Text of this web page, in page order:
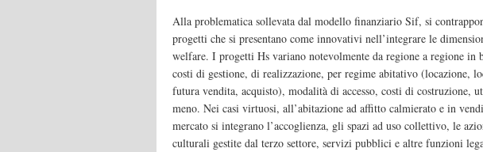
Alla problematica sollevata dal modello finanziario Sif, si
progetti che si presentano come innovativi nell’integrare le
welfare. I progetti Hs variano notevolmente da regione a regione in
costi di gestione, di realizzazione, per regime abitativo (locazione,
futura vendita, acquisto), modalità di accesso, costi di costruzione,
meno. Nei casi virtuosi, all’abitazione ad affitto calmierato e in
mercato si integrano l’accoglienza, gli spazi ad uso collettivo, le
culturali gestite dal terzo settore, servizi pubblici e altre funzioni